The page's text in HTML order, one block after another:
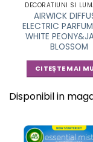
DECORATIUNI SI
AIRWICK
ELECTRIC
WHITE
BLOSSOM
CITEȘTE MAI
Disponibil in